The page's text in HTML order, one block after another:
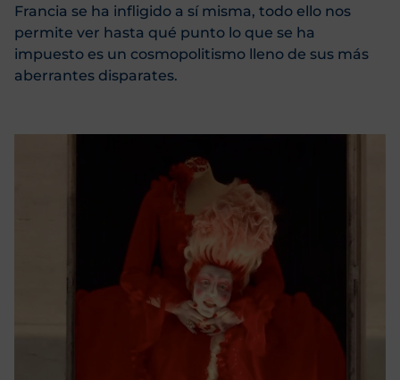
Francia se ha infligido a sí misma, todo ello nos
permite ver hasta qué punto lo que se ha
impuesto es un cosmopolitismo lleno de sus más
aberrantes disparates.